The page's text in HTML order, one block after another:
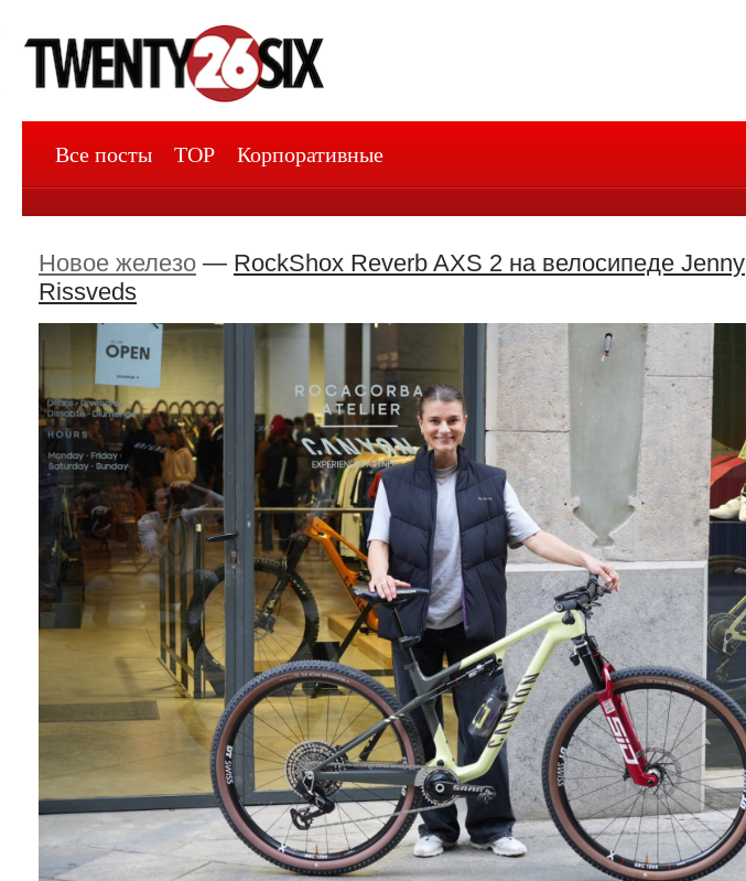
Все посты TOP Корпоративные
Новое железо — RockShox Reverb AXS 2 на велосипеде Jenny
Rissveds